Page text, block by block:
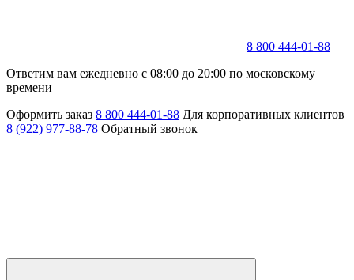
8 800 444-01-88
Ответим вам ежедневно с 08:00 до 20:00 по московскому
времени
Оформить заказ 8 800 444-01-88 Для корпоративных клиентов
8 (922) 977-88-78 Обратный звонок